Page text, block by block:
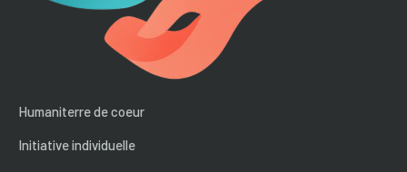
Humaniterre de coeur
Initiative individuelle